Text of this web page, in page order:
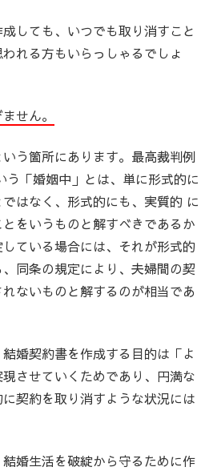
しても、いつでも取り消すこと
れる方もいらっしゃるでしょ
せん。
う箇所にあります。最高裁判例
う「婚姻中」とは、単に形式的に
はなく、形式的にも、実質的 に
をいうものと解すべきであるか
ている場合には、それが形式的
同条の規定により、夫婦間の契
ないものと解するのが相当であ
婚契約書を作成する目的は「よ
させていくためであり、円満な
契約を取り消すような状況には
婚生活を破綻から守るために作